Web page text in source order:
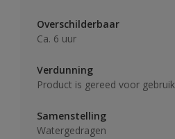
Overschilderbaar
Ca. 6 uur
Verdunning
Product is gereed voor gebruik
Samenstelling
Watergedragen